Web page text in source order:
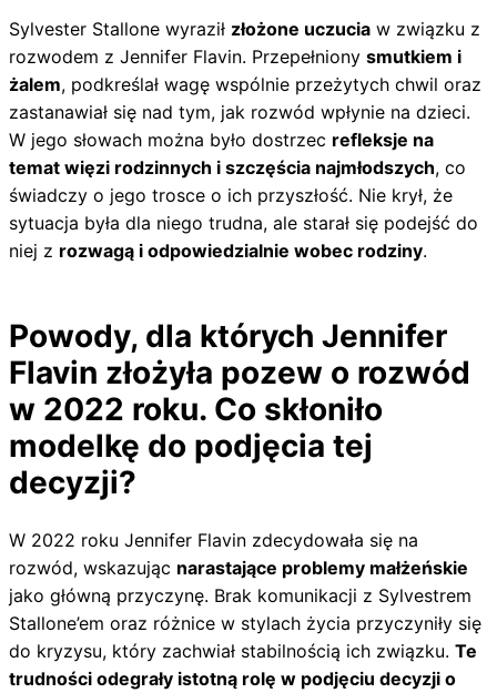
Sylvester Stallone wyraził złożone uczucia w związku z
rozwodem z Jennifer Flavin. Przepełniony smutkiem i
żalem, podkreślał wagę wspólnie przeżytych chwil oraz
zastanawiał się nad tym, jak rozwód wpłynie na dzieci.
W jego słowach można było dostrzec refleksje na
temat więzi rodzinnych i szczęścia najmłodszych, co
świadczy o jego trosce o ich przyszłość. Nie krył, że
sytuacja była dla niego trudna, ale starał się podejść do
niej z rozwagą i odpowiedzialnie wobec rodziny.
Powody, dla których Jennifer
Flavin złożyła pozew o rozwód
w 2022 roku. Co skłoniło
modelkę do podjęcia tej
decyzji?
W 2022 roku Jennifer Flavin zdecydowała się na
rozwód, wskazując narastające problemy małżeńskie
jako główną przyczynę. Brak komunikacji z Sylvestrem
Stallone’em oraz różnice w stylach życia przyczyniły się
do kryzysu, który zachwiał stabilnością ich związku. Te
trudności odegrały istotną rolę w podjęciu decyzji o